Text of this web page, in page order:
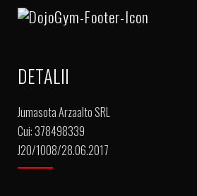
DETALII
Jumasota Arzaalto SRL
Cui: 378498339
J20/1008/28.06.2017